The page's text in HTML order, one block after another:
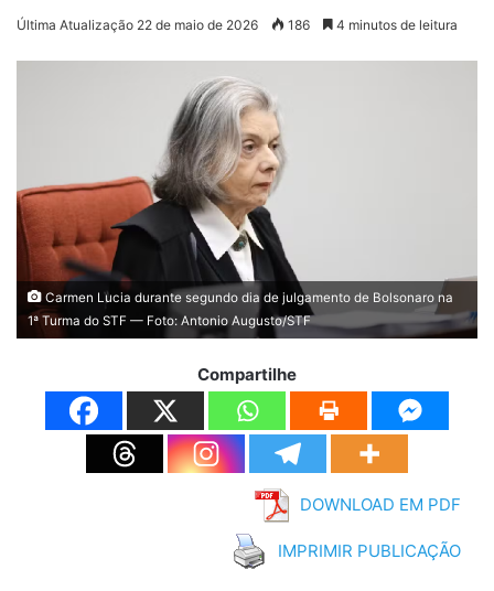
Última Atualização 22 de maio de 2026 186 4 minutos de leitura
Carmen Lucia durante segundo dia de julgamento de Bolsonaro na
1ª Turma do STF — Foto: Antonio Augusto/STF
Compartilhe
DOWNLOAD EM PDF
IMPRIMIR PUBLICAÇÃO